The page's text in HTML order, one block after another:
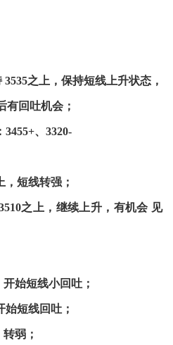
之上，保持短线上升状态，
有回吐机会；
3455+、3320-
，短线转强；
之上，继续上升，有机会 见
始短线小回吐；
始短线回吐；
弱；